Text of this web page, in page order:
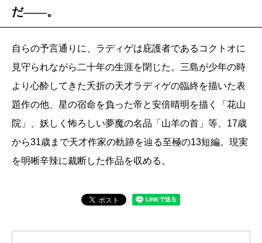
だ――。
自らの予言通りに、ラディゲは庇護者であるコクトオに
見守られながら二十年の生涯を閉じた。三島が少年の時
より心酔してきた夭折の天才ラディゲの臨終を描いた表
題作の他、星の宿命を負った帝と安倍晴明を描く「花山
院」、妖しく怖ろしい夢魔の名品「山羊の首」等、17歳
から31歳まで天才作家の軌跡を辿る至極の13短編。現実
を明晰辛辣に裁断した作品を収める。